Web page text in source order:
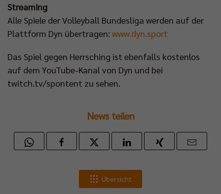
Streaming
Alle Spiele der Volleyball Bundesliga werden auf der
Plattform Dyn übertragen: www.dyn.sport
Das Spiel gegen Herrsching ist ebenfalls kostenlos
auf dem YouTube-Kanal von Dyn und bei
twitch.tv/spontent zu sehen.
News teilen
Übersicht